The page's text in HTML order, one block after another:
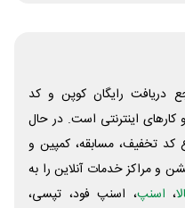
دریافت رایگان کوپن و کد
اینترنتی است. در حال
کد تخفیف، مسابقه، کمپین و
و مراکز خدمات آنلاین را به
، اسنپ، اسنپ فود، تپسی،